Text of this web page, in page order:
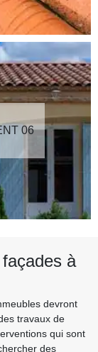
06
à
devront
travaux de
qui sont
des